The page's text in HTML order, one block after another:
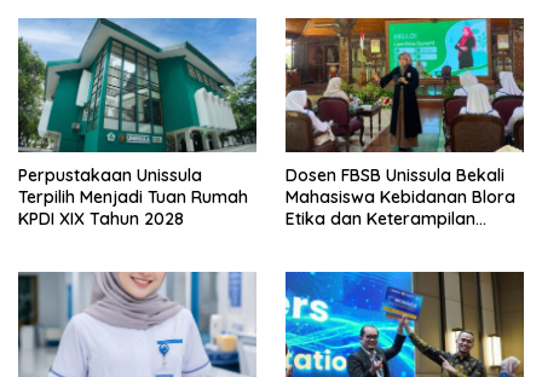
Perpustakaan Unissula
Terpilih Menjadi Tuan Rumah
KPDI XIX Tahun 2028
Dosen FBSB Unissula Bekali
Mahasiswa Kebidanan Blora
Etika dan Keterampilan